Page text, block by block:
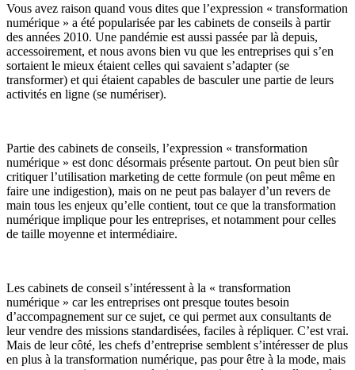
Vous avez raison quand vous dites que l’expression « transformation
numérique » a été popularisée par les cabinets de conseils à partir
des années 2010. Une pandémie est aussi passée par là depuis,
accessoirement, et nous avons bien vu que les entreprises qui s’en
sortaient le mieux étaient celles qui savaient s’adapter (se
transformer) et qui étaient capables de basculer une partie de leurs
activités en ligne (se numériser).
Partie des cabinets de conseils, l’expression « transformation
numérique » est donc désormais présente partout. On peut bien sûr
critiquer l’utilisation marketing de cette formule (on peut même en
faire une indigestion), mais on ne peut pas balayer d’un revers de
main tous les enjeux qu’elle contient, tout ce que la transformation
numérique implique pour les entreprises, et notamment pour celles
de taille moyenne et intermédiaire.
Les cabinets de conseil s’intéressent à la « transformation
numérique » car les entreprises ont presque toutes besoin
d’accompagnement sur ce sujet, ce qui permet aux consultants de
leur vendre des missions standardisées, faciles à répliquer. C’est vrai.
Mais de leur côté, les chefs d’entreprise semblent s’intéresser de plus
en plus à la transformation numérique, pas pour être à la mode, mais